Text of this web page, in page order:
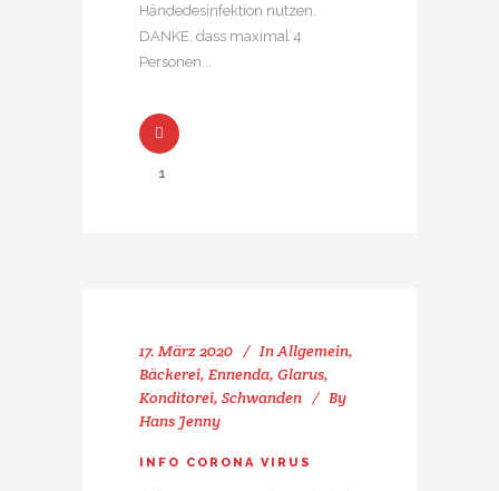
Händedesinfektion nutzen.
DANKE, dass maximal 4
Personen...
1
17. März 2020 InAllgemein,
Bäckerei, Ennenda, Glarus,
Konditorei, Schwanden
By
Hans Jenny
INFO CORONA VIRUS